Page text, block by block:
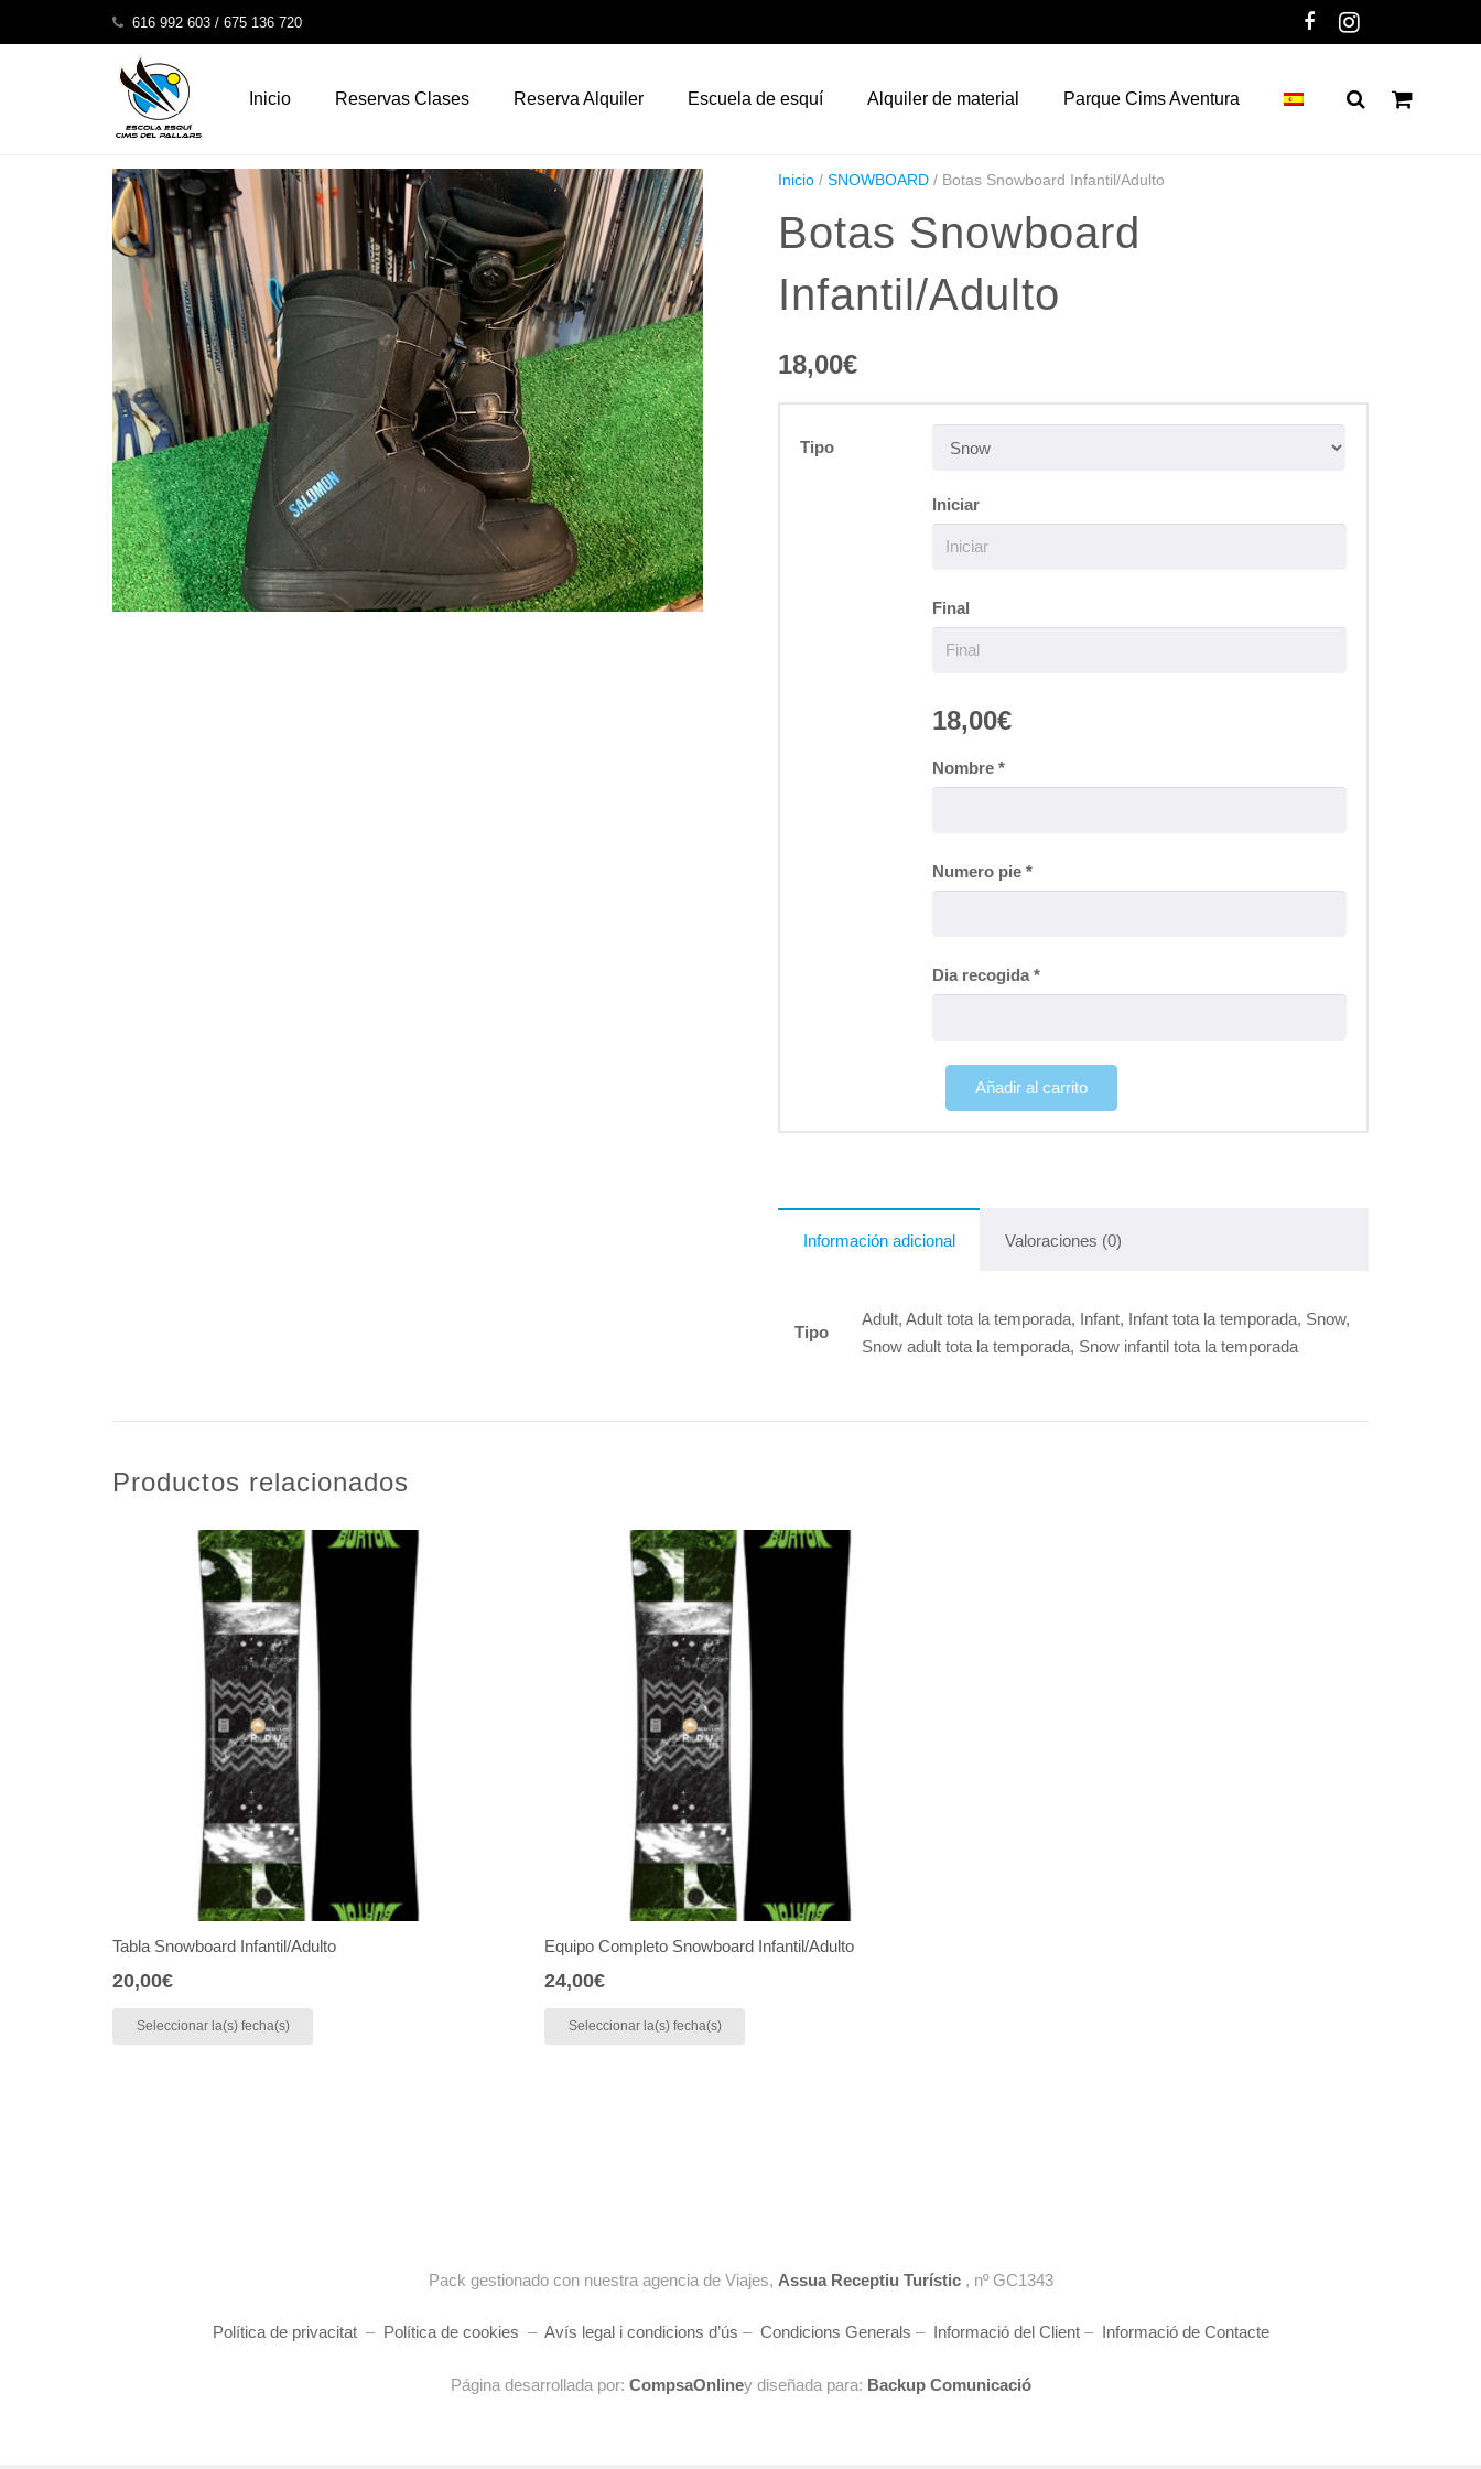
616 992 603 / 675 136 720
Inicio Reservas Clases Reserva Alquiler Escuela de esquí Alquiler de material Parque Cims Aventura
Inicio /SNOWBOARD / Botas Snowboard Infantil/Adulto
Botas Snowboard
Infantil/Adulto
18,00€
Tipo
Iniciar
Final
18,00€
Nombre*
Numero pie*
Dia recogida*
Añadir al carrito
Información adicional Valoraciones (0)
Tipo
Adult, Adult tota la temporada, Infant, Infant tota la temporada, Snow,
Snow adult tota la temporada, Snow infantil tota la temporada
Productos relacionados
Tabla Snowboard Infantil/Adulto
20,00€
Seleccionar la(s) fecha(s)
Equipo Completo Snowboard Infantil/Adulto
24,00€
Seleccionar la(s) fecha(s)
Pack gestionado con nuestra agencia de Viajes, Assua Receptiu Turístic, nº GC1343
Política de privacitat– Política de cookies – Avís legal i condicions d’ús – Condicions Generals – Informació del Client– Informació de Contacte
Página desarrollada por: CompsaOnliney diseñada para: Backup Comunicació